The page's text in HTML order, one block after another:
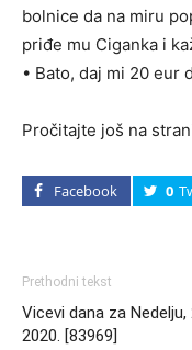
bolnice da na miru
priđe mu Ciganka i
• Bato, daj mi 20 eur
Pročitajte još na
Facebook 0
Prethodni tekst
Vicevi dana za Nedelju,
2020. [83969]